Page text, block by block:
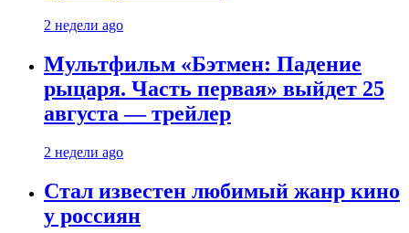
2 недели ago
Мультфильм «Бэтмен: Падение
рыцаря. Часть первая» выйдет 25
августа — трейлер
2 недели ago
Стал известен любимый жанр кино
у россиян